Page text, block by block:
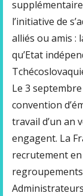
l’initiative de
alliés ou amis :
qu’Etat
Le 3
convention
travail d’un an
engagent. La
recrutement